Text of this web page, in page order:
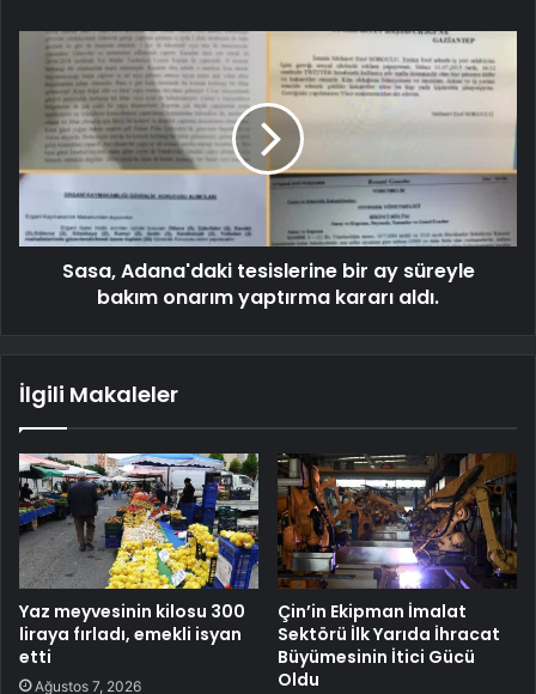
Sasa, Adana'daki tesislerine bir ay süreyle
bakım onarım yaptırma kararı aldı.
İlgili Makaleler
Yaz meyvesinin kilosu 300
liraya fırladı, emekli isyan
etti
Ağustos 7, 2026
Çin’in Ekipman İmalat
Sektörü İlk Yarıda İhracat
Büyümesinin İtici Gücü
Oldu